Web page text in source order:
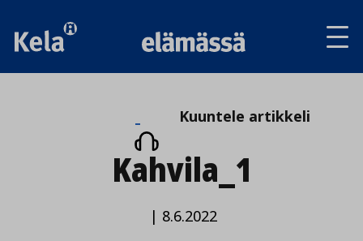
Kuuntele
artikkeli
Kuuntele artikkeli
Kahvila_1
| 8.6.2022